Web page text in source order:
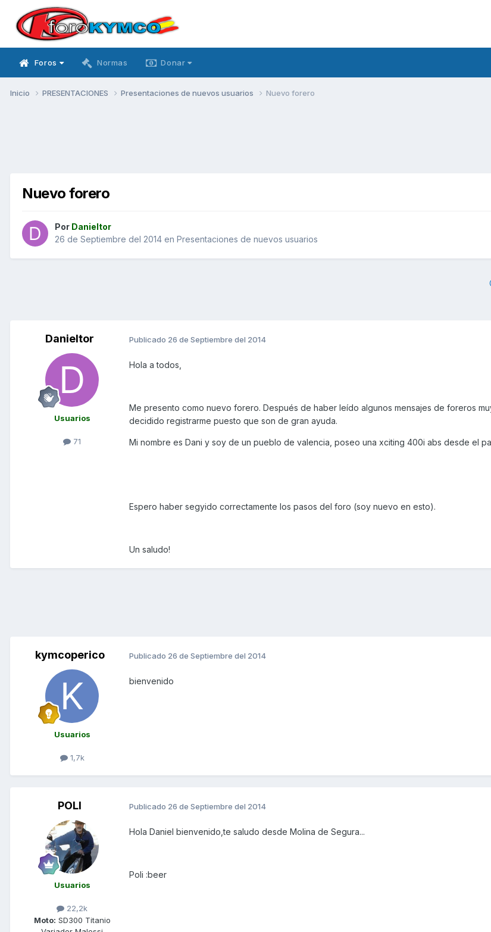
Foros Normas Donar
Inicio PRESENTACIONES Presentaciones de nuevos usuarios Nuevo forero
Nuevo forero
Por Danieltor
26 de Septiembre del 2014 en Presentaciones de nuevos usuarios
Danieltor
Usuarios
71
Publicado 26 de Septiembre del 2014
Hola a todos,
Me presento como nuevo forero. Después de haber leído algunos mensajes de foreros
decidido registrarme puesto que son de gran ayuda.
Mi nombre es Dani y soy de un pueblo de valencia, poseo una xciting 400i abs desde el
Espero haber segyido correctamente los pasos del foro (soy nuevo en esto).
Un saludo!
kymcoperico
Usuarios
1,7k
Publicado 26 de Septiembre del 2014
bienvenido
POLI
Usuarios
22,2k
Moto: SD300 Titanio
Publicado 26 de Septiembre del 2014
Hola Daniel bienvenido,te saludo desde Molina de Segura...
Poli :beer